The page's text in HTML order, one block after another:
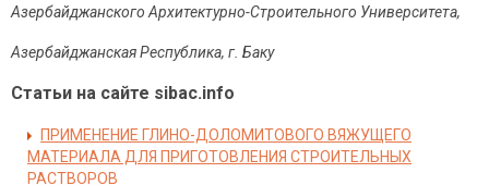
Азербайджанского Архитектурно-Строительного Университета,
Азербайджанская Республика, г. Баку
Статьи на сайте sibac.info
ПРИМЕНЕНИЕ ГЛИНО-ДОЛОМИТОВОГО ВЯЖУЩЕГО
МАТЕРИАЛА ДЛЯ ПРИГОТОВЛЕНИЯ СТРОИТЕЛЬНЫХ
РАСТВОРОВ